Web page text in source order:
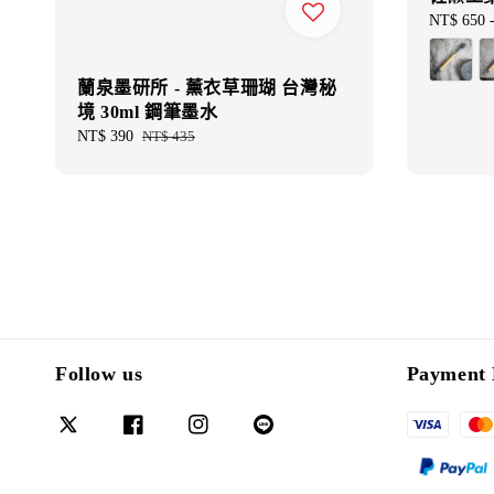
蘭泉墨研所 - 薰衣草珊瑚 台灣秘
境 30ml 鋼筆墨水
Sale
NT$ 390 Regular
NT$ 435
Regular
price
NT$ 650
Follow us Payment